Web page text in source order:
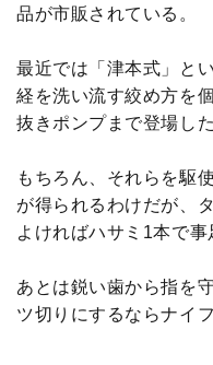
品が市販されている。
最近では「津本式」と
経を洗い流す絞め方を
抜きポンプまで登場した
もちろん、それらを駆
が得られるわけだが、
よければハサミ1本で事
あとは鋭い歯から指を
ツ切りにするならナイ